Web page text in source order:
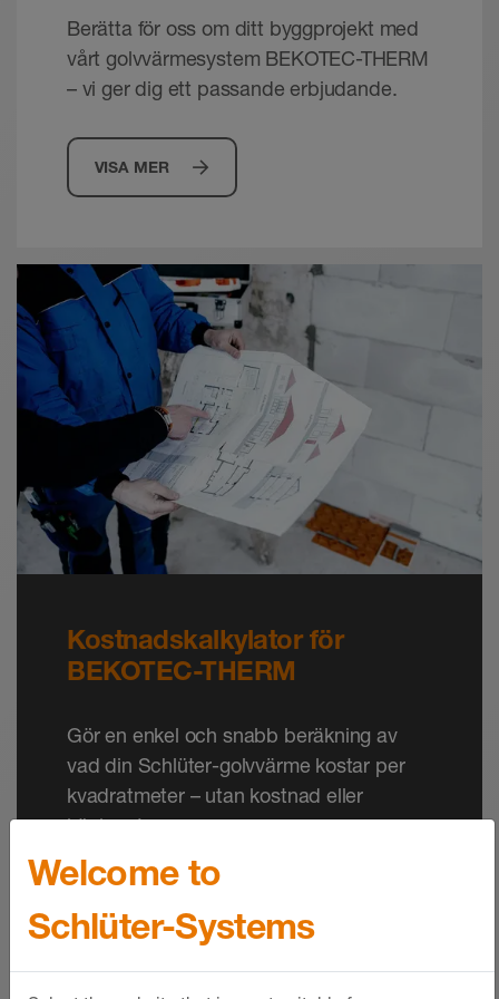
Berätta för oss om ditt byggprojekt med
vårt golvvärmesystem BEKOTEC-THERM
– vi ger dig ett passande erbjudande.
VISA MER
Kostnadskalkylator för
BEKOTEC-THERM
Gör en enkel och snabb beräkning av
vad din Schlüter-golvvärme kostar per
kvadratmeter – utan kostnad eller
köpkrav!
Welcome to
Schlüter-Systems